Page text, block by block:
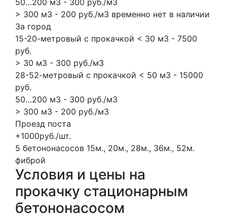
> 300 м3 - 200 руб./м3 временно нет в наличии
За город
15-20-метровый с прокачкой < 30 м3 - 7500
руб.
> 30 м3 - 300 руб./м3
28-52-метровый с прокачкой < 50 м3 - 15000
руб.
50…200 м3 - 300 руб./м3
> 300 м3 - 200 руб./м3
Проезд поста
+1000руб./шт.
5 бетононасосов 15м., 20м., 28м., 36м., 52м.
фиброй
Условия и цены на
прокачку стационарным
бетононасосом